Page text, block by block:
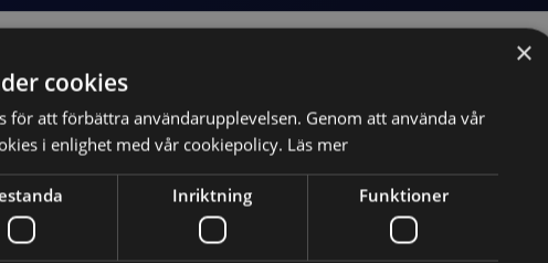
×
cookies
för att förbättra användarupplevelsen. Genom att använda vår
i enlighet med vår cookiepolicy. Läs mer
Inriktning Funktioner